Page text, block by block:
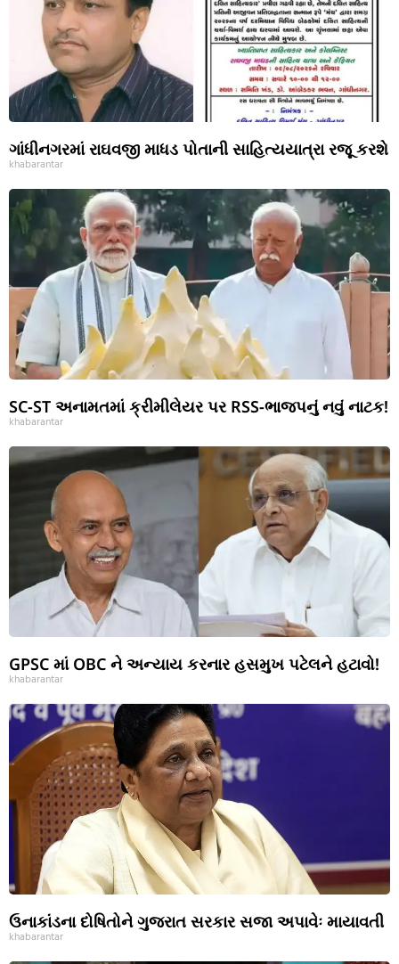
ગાંધીનગરમાં રાઘવજી માધડ પોતાની સાહિત્યયાત્રા રજૂ કરશે
khabarantar
SC-ST અનામતમાં ક્રીમીલેયર પર RSS-ભાજપનું નવું નાટક!
khabarantar
GPSC માં OBC ને અન્યાય કરનાર હસમુખ પટેલને હટાવો!
khabarantar
ઉનાકાંડના દોષિતોને ગુજરાત સરકાર સજા અપાવેઃ માયાવતી
khabarantar